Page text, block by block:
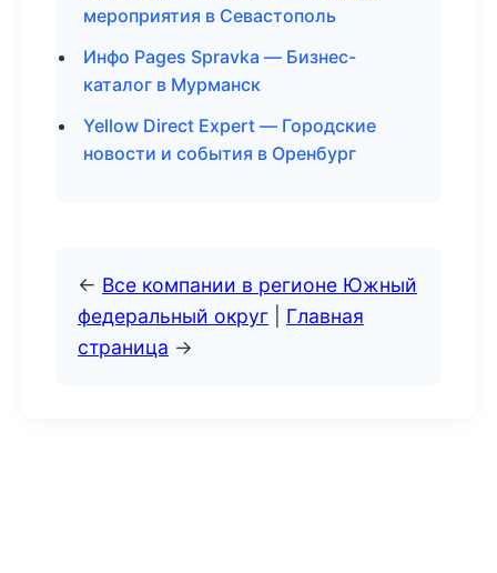
мероприятия в Севастополь
Инфо Pages Spravka — Бизнес-
каталог в Мурманск
Yellow Direct Expert — Городские
новости и события в Оренбург
← Все компании в регионе Южный
федеральный округ
Главная
страница →